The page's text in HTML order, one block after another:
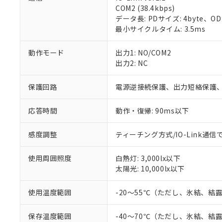
COM2 (38.4kbps)
データ長: PDサイズ: 4byte、
最小サイクルタイム: 3.5ms
動作モード
出力1: NO/COM2
出力2: NC
保護回路 電源逆接続保護、出力短絡保護
応答時間 動作・復帰: 90ms以下
感度調整 ティーチング方式/IO-Link通信
使用周囲照度
白熱灯: 3,000lx以下
太陽光: 10,000lx以下
使用温度範囲 -20～55℃（ただし、氷結、結露
保存温度範囲 -40～70℃（ただし、氷結、結露
ご利用条件
本サービス
くものです。
当社制御機
在庫状況お
のであり、
正式な納期
当社販売員
オムロン制
在庫状況お
す。
マイパーツ
対応済み：EU
対応予定：EU
調査・確認中：
非該当品：ライセ
*EU RoHS指令（10物質
鉛(Pb) 1000ppm以下、
六価クロム(Cr(Ⅵ))
フタル酸ビス(2-エチル
但し、RoHS指令で産業
※2 対応予定月
部品在庫の切り替
「○」：最大均質
「－」：未確認で
Pb(鉛) :1000ppm、 Hg(
DBP(フタル酸ジブチル
DEHP(フタル酸ビス(2-
「ｅ」：有害物質
「10」：通常の使
当社は、こ
う）を輸出
などの必要
当社は規制
置等に一切
当社は、貴
また当社は
たしません。
記
号
○ 一定数
△
－
在庫な
機器販